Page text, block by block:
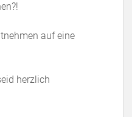
auf eine
herzlich